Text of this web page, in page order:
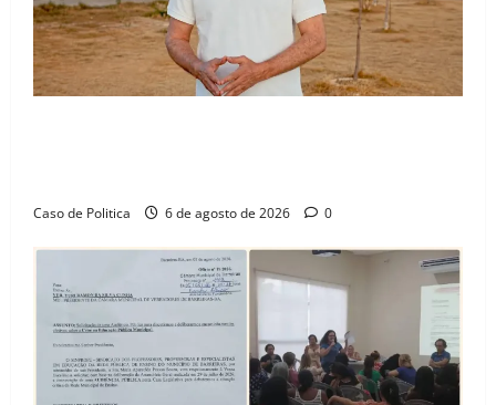
Caso de Politica 6 de agosto de 2026 0